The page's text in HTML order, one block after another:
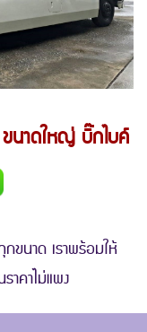
ขนาดใหญ่ บิ๊กไบค์
ขนาด เราพร้อมให้
าคาไม่แพง